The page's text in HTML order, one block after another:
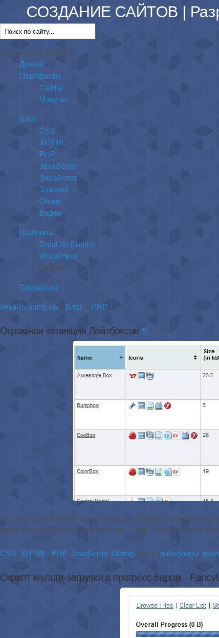
СОЗДАНИЕ САЙТОВ |
Подписатся на RSS
Домой
Портфолио
Сайты
Макеты
Блог
CSS
XHTML
PHP
JavaScript
Заработок
Заметки
Обзор
Видео
Шаблоны
DataLife Engine
WordPress
Другие
Связаться
veselov.sumy.ua » Блог » PHP
Огромная колекция Лайтбоксов#
По ссылке http://planetozh.com/projects/lightbox-clones/ вы
фильтрации по разным признакам. Очень юзабельно по
CSS, XHTML , PHP, JavaScript, Обзор / Теги: лайтбоксы,
Скрипт мульти-загрузки с прогресс баром -